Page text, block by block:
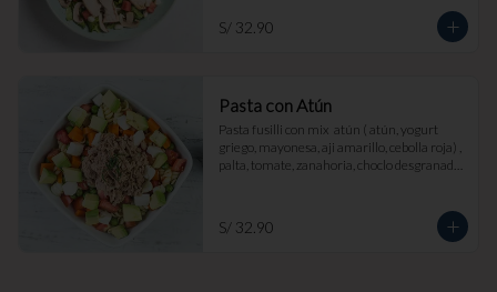
S/ 32.90
Pasta con Atún
Pasta fusilli con mix  atún ( atún, yogurt
griego, mayonesa, aji amarillo, cebolla roja) ,
palta, tomate, zanahoria, choclo desgranado
S/ 32.90